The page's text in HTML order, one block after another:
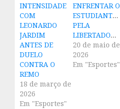
INTENSIDADE
COM
LEONARDO
JARDIM
ANTES DE
DUELO
CONTRA O
REMO
18 de março de
2026
Em "Esportes"
ENFRENTAR O
ESTUDIANTES
PELA
LIBERTADORES
20 de maio de
2026
Em "Esportes"